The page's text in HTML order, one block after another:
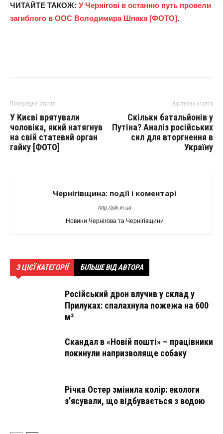
ЧИТАЙТЕ ТАКОЖ: У Чернігові в останню путь провели
загиблого в ООС Володимира Шпака [ФОТО].
Попередня стаття
У Києві врятували
чоловіка, який натягнув
на свій статевий орган
гайку [ФОТО]
Наступна стаття
Скільки батальйонів у
Путіна? Аналіз російських
сил для вторгнення в
Україну
Чернігівщина: події і коментарі
http://pik.in.ua
Новини Чернігова та Чернігівщини
З ЦІЄЇ КАТЕГОРІЇ БІЛЬШЕ ВІД АВТОРА
Російський дрон влучив у склад у
Прилуках: спалахнула пожежа на 600
м²
Скандал в «Новій пошті» – працівники
покинули напризволяще собаку
Річка Остер змінила колір: екологи
з’ясували, що відбувається з водою